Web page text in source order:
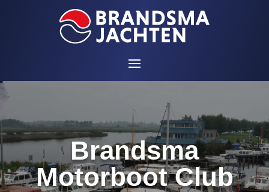
Brandsma
Motorboot Club